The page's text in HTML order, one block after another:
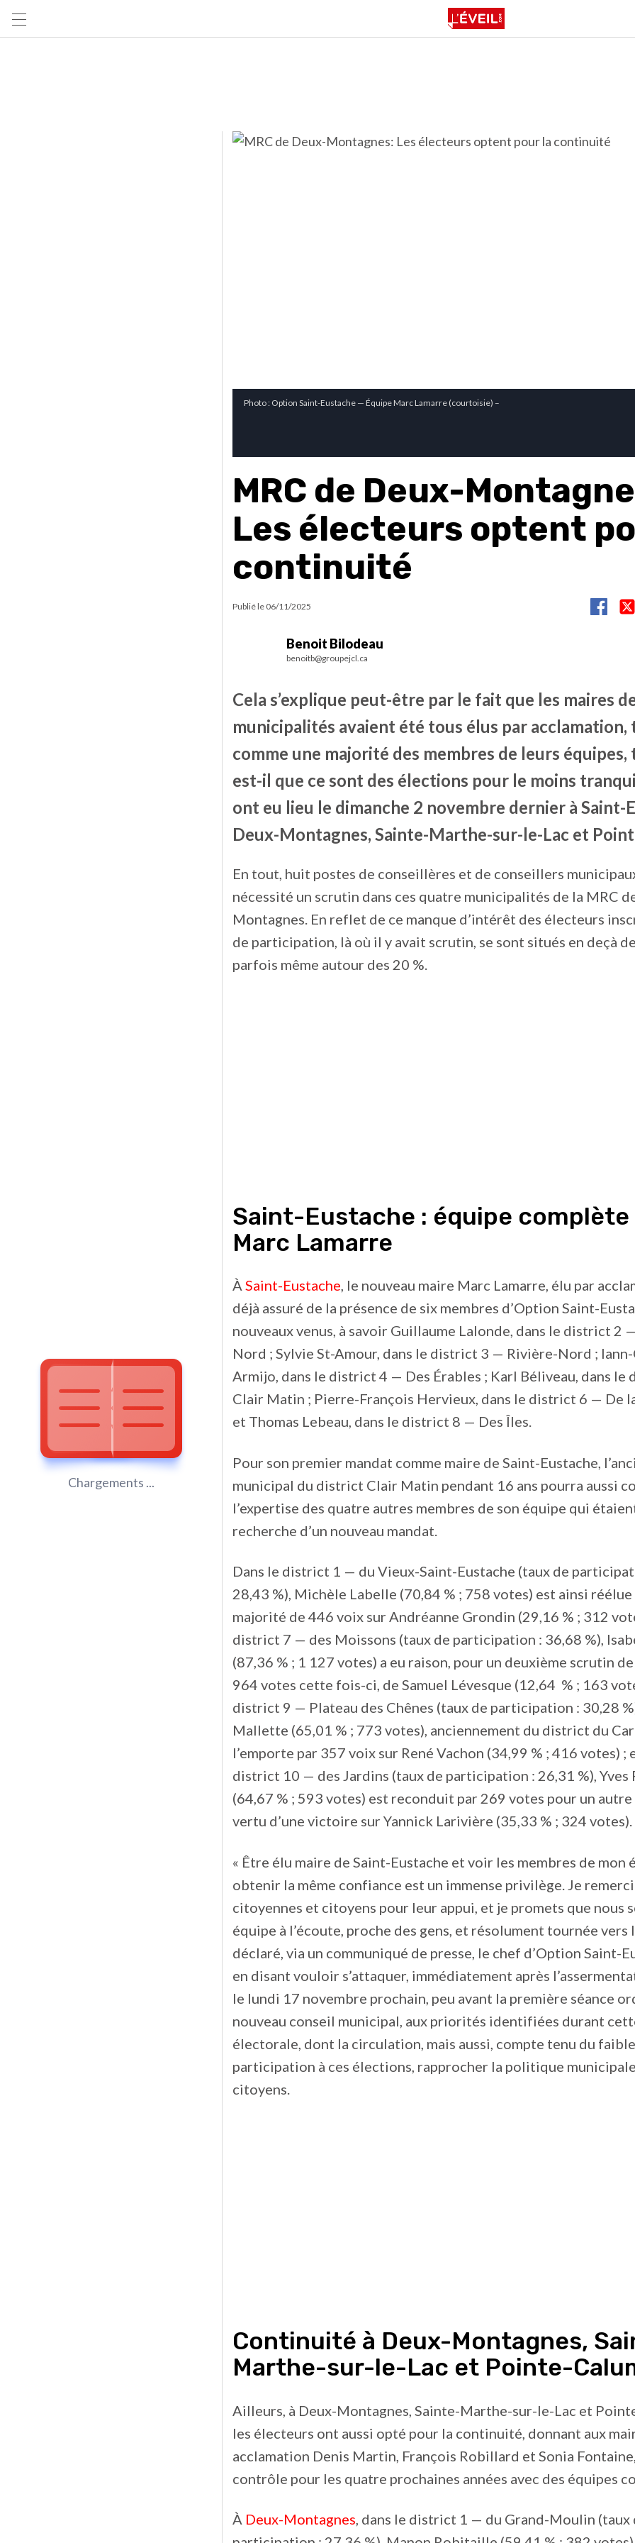
Chargements ...
Photo : Option Saint-Eustache — Équipe Marc Lamarre (courtoisie) –
MRC de Deux-
Les électeurs optent
continuité
Publié le 06/11/2025
Benoit Bilodeau
benoitb@groupejcl.ca
Cela s’explique peut-être par le fait que les maires
municipalités avaient été tous élus par
comme une majorité des membres de leurs
est-il que ce sont des élections pour le moins
ont eu lieu le dimanche 2 novembre dernier à Saint-
Deux-Montagnes, Sainte-Marthe-sur-le-Lac et
En tout, huit postes de conseillères et de conseillers
nécessité un scrutin dans ces quatre municipalités de la MRC
Montagnes. En reflet de ce manque d’intérêt des électeurs
de participation, là où il y avait scrutin, se sont situés en deçà
parfois même autour des 20 %.
Saint-Eustache : équipe
Marc Lamarre
À Saint-Eustache, le nouveau maire Marc Lamarre, élu par
déjà assuré de la présence de six membres d’Option Saint-
nouveaux venus, à savoir Guillaume Lalonde, dans le district 2
Nord ; Sylvie St-Amour, dans le district 3 — Rivière-Nord ;
Armijo, dans le district 4 — Des Érables ; Karl Béliveau, dans
Clair Matin ; Pierre-François Hervieux, dans le district 6 — De
et Thomas Lebeau, dans le district 8 — Des Îles.
Pour son premier mandat comme maire de Saint-Eustache,
municipal du district Clair Matin pendant 16 ans pourra aussi
l’expertise des quatre autres membres de son équipe qui
recherche d’un nouveau mandat.
Dans le district 1 — du Vieux-Saint-Eustache (taux de
28,43 %), Michèle Labelle (70,84 % ; 758 votes) est ainsi réélue
majorité de 446 voix sur Andréanne Grondin (29,16 % ; 312
district 7 — des Moissons (taux de participation : 36,68 %),
(87,36 % ; 1 127 votes) a eu raison, pour un deuxième scrutin
964 votes cette fois-ci, de Samuel Lévesque (12,64 % ; 163
district 9 — Plateau des Chênes (taux de participation : 30,28
Mallette (65,01 % ; 773 votes), anciennement du district du
l’emporte par 357 voix sur René Vachon (34,99 % ; 416 votes) ;
district 10 — des Jardins (taux de participation : 26,31 %), Yves
(64,67 % ; 593 votes) est reconduit par 269 votes pour un autre
vertu d’une victoire sur Yannick Larivière (35,33 % ; 324 votes).
« Être élu maire de Saint-Eustache et voir les membres de mon
obtenir la même confiance est un immense privilège. Je
citoyennes et citoyens pour leur appui, et je promets que nous
équipe à l’écoute, proche des gens, et résolument tournée vers
déclaré, via un communiqué de presse, le chef d’Option Saint-
en disant vouloir s’attaquer, immédiatement après
le lundi 17 novembre prochain, peu avant la première séance
nouveau conseil municipal, aux priorités identifiées durant
électorale, dont la circulation, mais aussi, compte tenu du
participation à ces élections, rapprocher la politique
citoyens.
Continuité à Deux-Montagnes,
Marthe-sur-le-Lac et Pointe-
Ailleurs, à Deux-Montagnes, Sainte-Marthe-sur-le-Lac et
les électeurs ont aussi opté pour la continuité, donnant aux
acclamation Denis Martin, François Robillard et Sonia
contrôle pour les quatre prochaines années avec des équipes
À Deux-Montagnes, dans le district 1 — du Grand-Moulin (taux